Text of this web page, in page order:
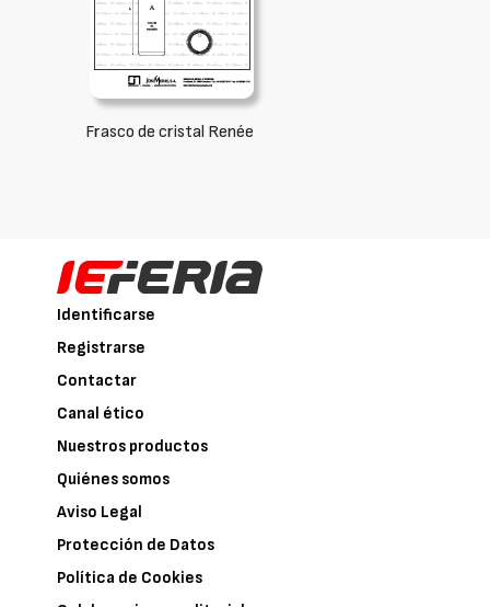
Frasco de cristal Renée
Identificarse
Registrarse
Contactar
Canal ético
Nuestros productos
Quiénes somos
Aviso Legal
Protección de Datos
Política de Cookies